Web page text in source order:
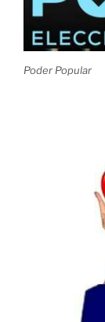
Poder Popular